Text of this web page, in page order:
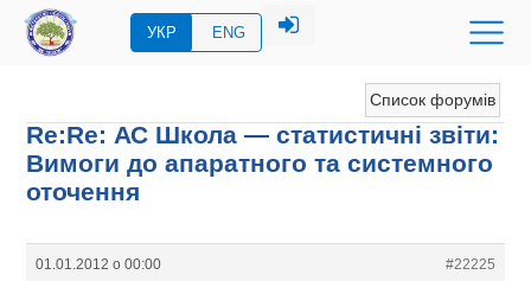
УКР ENG
Список форумів
Re:Re: АС Школа — статистичні звіти:
Вимоги до апаратного та системного
оточення
01.01.2012 о 00:00
#22225